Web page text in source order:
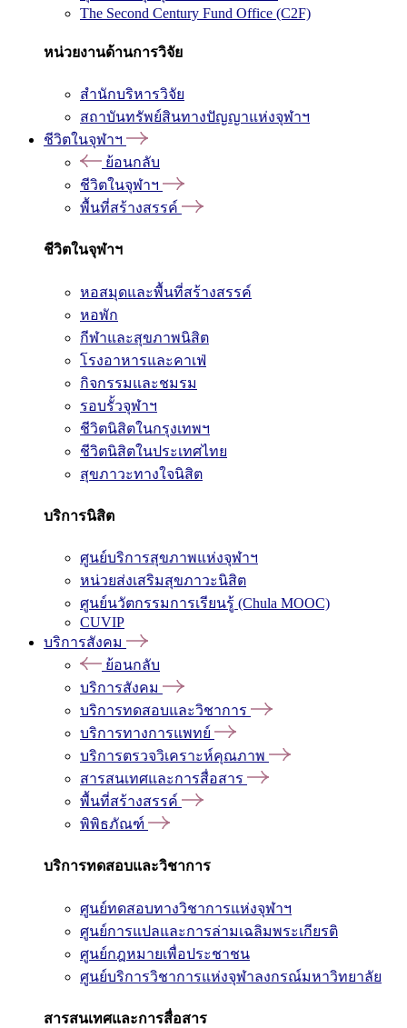
The Second Century Fund Office (C2F)
หน่วยงานด้านการวิจัย
สำนักบริหารวิจัย
สถาบันทรัพย์สินทางปัญญาแห่งจุฬาฯ
ชีวิตในจุฬาฯ
ย้อนกลับ
ชีวิตในจุฬาฯ
พื้นที่สร้างสรรค์
ชีวิตในจุฬาฯ
หอสมุดและพื้นที่สร้างสรรค์
หอพัก
กีฬาและสุขภาพนิสิต
โรงอาหารและคาเฟ่
กิจกรรมและชมรม
รอบรั้วจุฬาฯ
ชีวิตนิสิตในกรุงเทพฯ
ชีวิตนิสิตในประเทศไทย
สุขภาวะทางใจนิสิต
บริการนิสิต
ศูนย์บริการสุขภาพแห่งจุฬาฯ
หน่วยส่งเสริมสุขภาวะนิสิต
ศูนย์นวัตกรรมการเรียนรู้ (Chula MOOC)
CUVIP
บริการสังคม
ย้อนกลับ
บริการสังคม
บริการทดสอบและวิชาการ
บริการทางการแพทย์
บริการตรวจวิเคราะห์คุณภาพ
สารสนเทศและการสื่อสาร
พื้นที่สร้างสรรค์
พิพิธภัณฑ์
บริการทดสอบและวิชาการ
ศูนย์ทดสอบทางวิชาการแห่งจุฬาฯ
ศูนย์การแปลและการล่ามเฉลิมพระเกียรติ
ศูนย์กฎหมายเพื่อประชาชน
ศูนย์บริการวิชาการแห่งจุฬาลงกรณ์มหาวิทยาลัย
สารสนเทศและการสื่อสาร